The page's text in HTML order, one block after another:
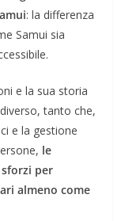
: la differenza
Samui sia
e la sua storia
tanto che,
e la gestione
le
per
almeno come